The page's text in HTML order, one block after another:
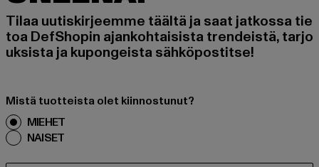
Tilaa uutiskirjeemme täältä ja saat jatkossa tie
toa DefShopin ajankohtaisista trendeistä, tarjo
uksista ja kupongeista sähköpostitse!
Mistä tuotteista olet kiinnostunut?
MIEHET
NAISET